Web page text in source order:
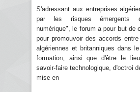
S'adressant aux entreprises
par les risques émergents
numérique", le forum a pour but de
pour promouvoir des accords
algériennes et britanniques dans
formation, ainsi que d'être le
savoir-faire technologique, d'octroi
mise en